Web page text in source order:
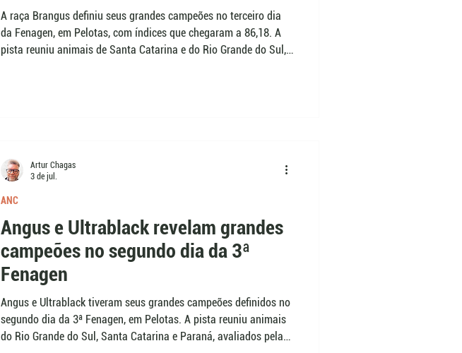
A raça Brangus definiu seus grandes campeões no terceiro dia
da Fenagen, em Pelotas, com índices que chegaram a 86,18. A
pista reuniu animais de Santa Catarina e do Rio Grande do Sul,
Angus e Ultrablack revelam grandes
campeões no segundo dia da 3ª
Fenagen
Angus e Ultrablack tiveram seus grandes campeões definidos no
segundo dia da 3ª Fenagen, em Pelotas. A pista reuniu animais
do Rio Grande do Sul, Santa Catarina e Paraná, avaliados pela
ANC
Artur Chagas
3 de jul.